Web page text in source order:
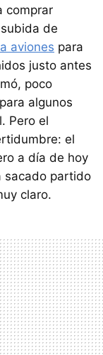
comprar
de
aviones para
justo antes
poco
para algunos
Pero el
el
a día de hoy
sacado partido
claro.